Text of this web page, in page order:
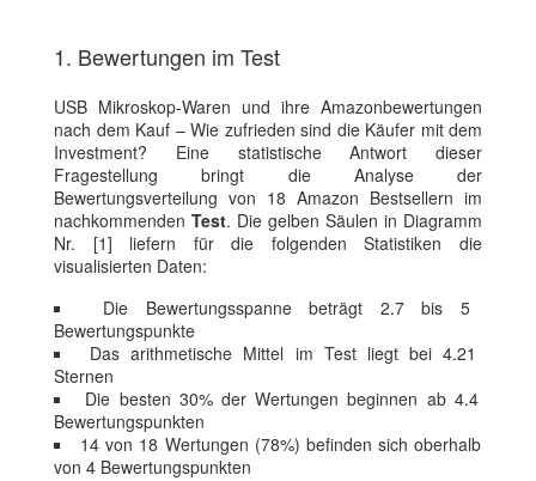
1. Bewertungen im Test
USB Mikroskop-Waren und ihre Amazonbewertungen
nach dem Kauf – Wie zufrieden sind die Käufer mit dem
Investment? Eine statistische Antwort dieser
Fragestellung bringt die Analyse der
Bewertungsverteilung von 18 Amazon Bestsellern im
nachkommenden Test. Die gelben Säulen in Diagramm
Nr. [1] liefern für die folgenden Statistiken die
visualisierten Daten:
Die Bewertungsspanne beträgt 2.7 bis 5
Bewertungspunkte
Das arithmetische Mittel im Test liegt bei 4.21
Sternen
Die besten 30% der Wertungen beginnen ab 4.4
Bewertungspunkten
14 von 18 Wertungen (78%) befinden sich oberhalb
von 4 Bewertungspunkten